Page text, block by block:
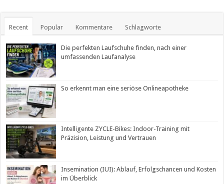
Recent Popular Kommentare Schlagworte
Die perfekten Laufschuhe finden, nach einer
umfassenden Laufanalyse
So erkennt man eine seriöse Onlineapotheke
Intelligente ZYCLE-Bikes: Indoor-Training mit
Präzision, Leistung und Vertrauen
Insemination (IUI): Ablauf, Erfolgschancen und Kosten
im Überblick